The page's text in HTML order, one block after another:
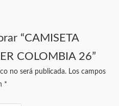
“CAMISETA
COLOMBIA 26”
no será publicada. Los campos
*